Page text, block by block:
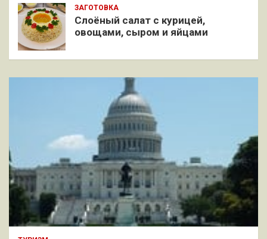
ЗАГОТОВКА
Слоёный салат с курицей,
овощами, сыром и яйцами